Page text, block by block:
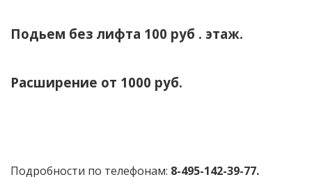
Подьем без лифта 100 руб . этаж.
Расширение от 1000 руб.
Подробности по телефонам: 8-495-142-39-77.